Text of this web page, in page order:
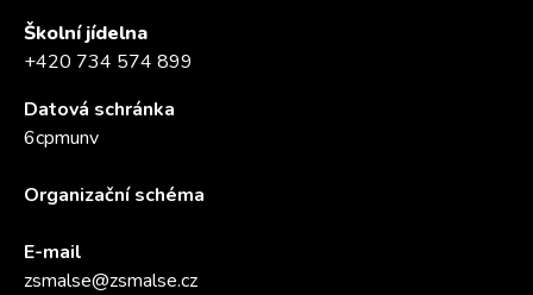
Školní jídelna
+420 734 574 899
Datová schránka
6cpmunv
Organizační schéma
E-mail
zsmalse@zsmalse.cz